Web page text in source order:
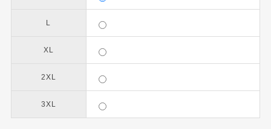
L
XL
2XL
3XL